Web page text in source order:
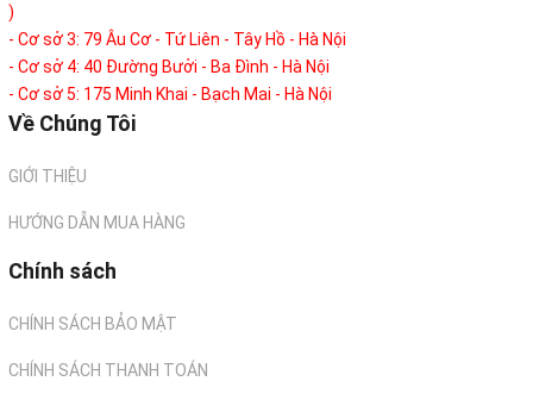
)
- Cơ sở 3: 79 Âu Cơ - Tứ Liên - Tây Hồ - Hà Nội
- Cơ sở 4: 40 Đường Bưởi - Ba Đình - Hà Nội
- Cơ sở 5: 175 Minh Khai - Bạch Mai - Hà Nội
Về Chúng Tôi
GIỚI THIỆU
HƯỚNG DẪN MUA HÀNG
Chính sách
CHÍNH SÁCH BẢO MẬT
CHÍNH SÁCH THANH TOÁN